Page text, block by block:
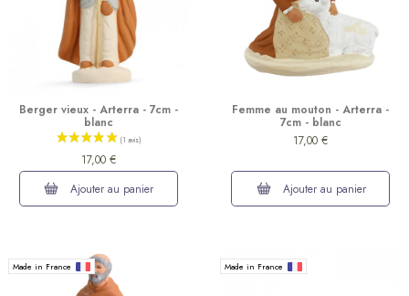
Berger vieux - Arterra - 7cm -
blanc
17,00 €
Ajouter au panier
Femme au mouton - Arterra -
7cm - blanc
17,00 €
Ajouter au panier
Made in France Made in France